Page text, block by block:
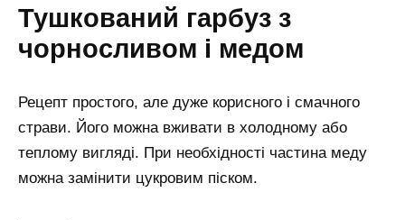
Тушкований гарбуз з
чорносливом і медом
Рецепт простого, але дуже корисного і смачного
страви. Його можна вживати в холодному або
теплому вигляді. При необхідності частина меду
можна замінити цукровим піском.